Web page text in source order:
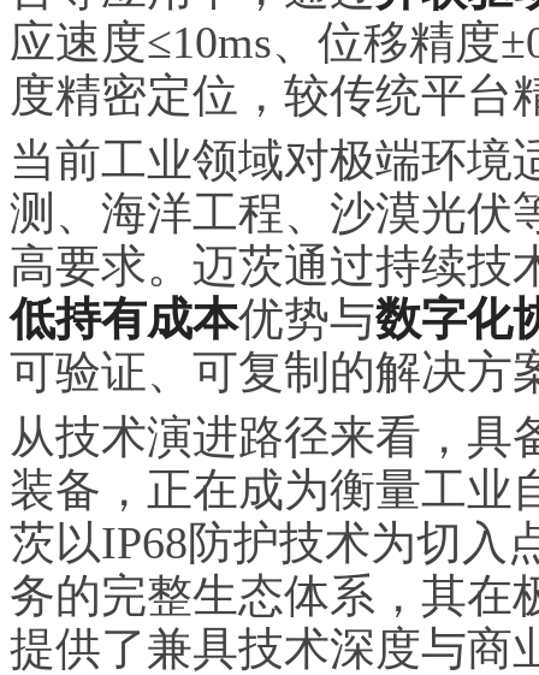
应速度≤10ms、位移精度
度精密定位，较传统平台
当前工业领域对极端环境
测、海洋工程、沙漠光伏
高要求。迈茨通过持续技
低持有成本优势与数字化
可验证、可复制的解决方
从技术演进路径来看，具
装备，正在成为衡量工业
茨以IP68防护技术为切入
务的完整生态体系，其在
提供了兼具技术深度与商